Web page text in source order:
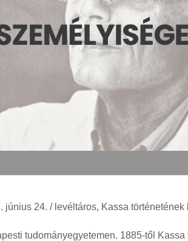
24. / levéltáros, Kassa történetének
tudományegyetemen. 1885-től Kassa